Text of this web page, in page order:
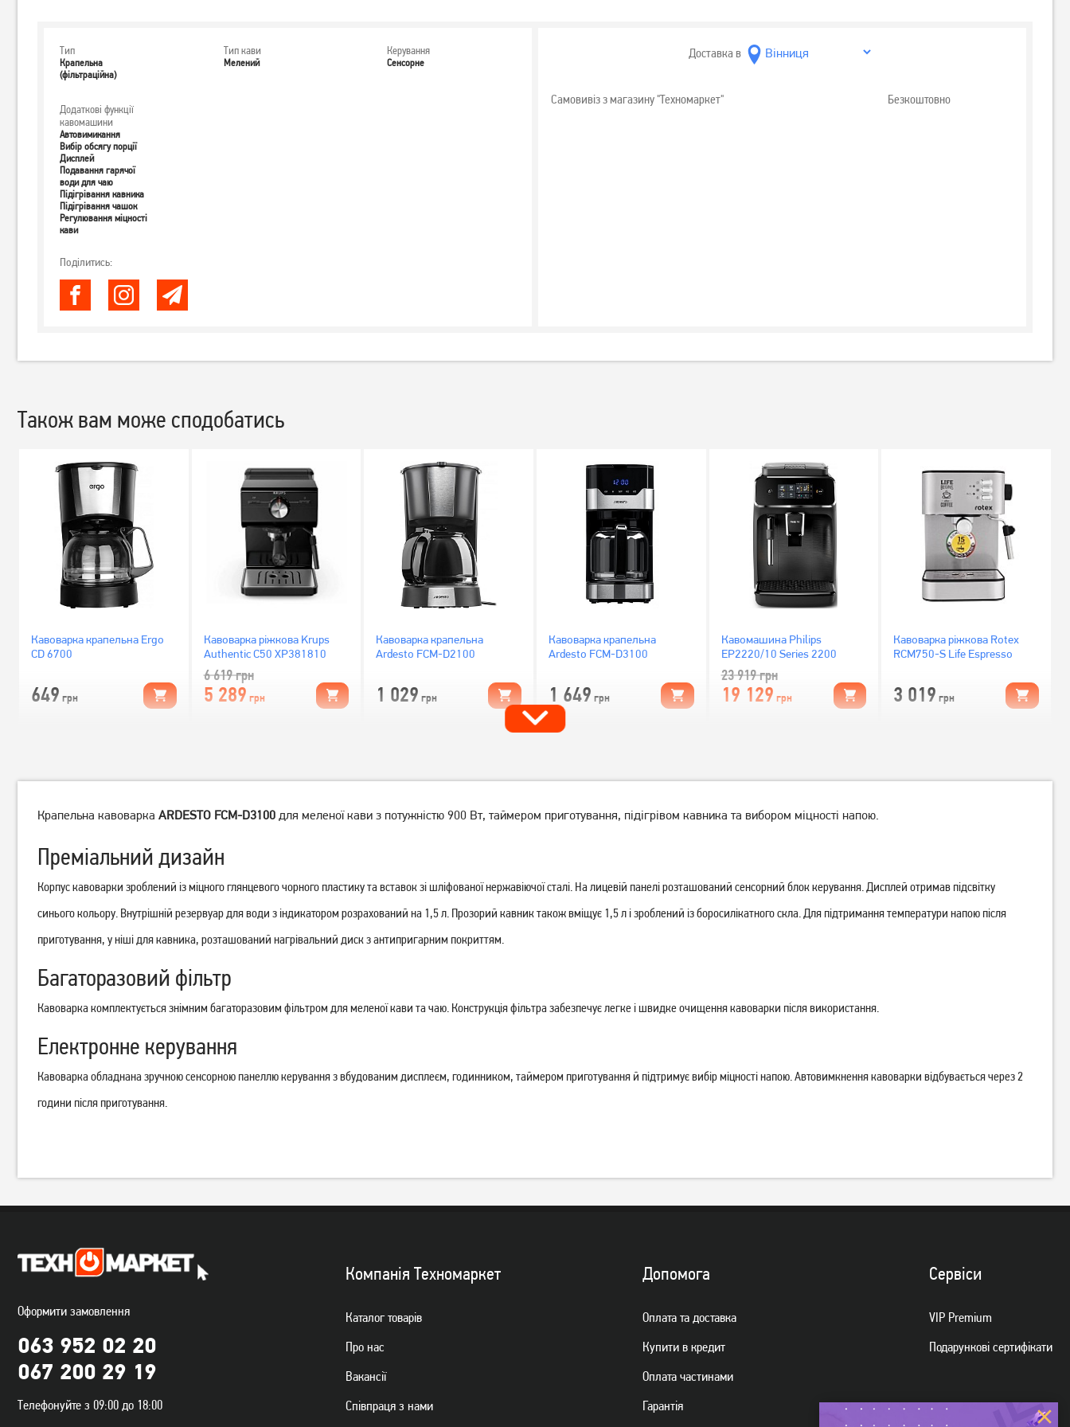
Тип
Крапельна
(фільтраційна)
Тип кави
Мелений
Керування
Сенсорне
Додаткові функції
кавомашини
Автовимикання
Вибір обсягу порції
Дисплей
Подавання гарячої
води для чаю
Підігрівання кавника
Підігрівання чашок
Регулювання міцності
кави
Поділитись:
Доставка в
Самовивіз з магазину "Техномаркет" Безкоштовно
Також вам може сподобатись
Кавоварка крапельна Ergo
СD 6700
649 грн
Кавоварка ріжкова Krups
Authentic C50 XP381810
6 619грн
5 289 грн
Кавоварка крапельна
Ardesto FCM-D2100
1 029 грн
Кавоварка крапельна
Ardesto FCM-D3100
1 649 грн
Кавомашина Philips
EP2220/10 Series 2200
23 919грн
19 129 грн
Кавоварка ріжкова Rotex
RCM750-S Life Espresso
3 019 грн
Кавоварка ріжкова Rotex
Немає в наявності
Кавоварка крапельна Zelmer
Немає в наявності
Кавоварка крапельна Philips
2 519 грн
Кавоварка Tefal CM290838 Кавоварка Tefal CM693110
Кавоварка крапельна Philips
GranAroma Deluxe
36 349грн
GranAroma Deluxe
RCM650-S Good Espresso
EP0820/00
Ardesto FCM-D17WG
Ardesto FCM-D2100 Black
Крапельна кавоварка ARDESTO FCM-D3100 для меленої кави з потужністю 900 Вт, таймером приготування, підігрівом кавника та вибором міцності напою.
Преміальний дизайн
Корпус кавоварки зроблений із міцного глянцевого чорного пластику та вставок зі шліфованої нержавіючої сталі. На лицевій панелі розташований сенсорний блок керування. Дисплей отримав підсвітку
синього кольору. Внутрішній резервуар для води з індикатором розрахований на 1,5 л. Прозорий кавник також вміщує 1,5 л і зроблений із боросилікатного скла. Для підтримання температури напою після
приготування, у ніші для кавника, розташований нагрівальний диск з антипригарним покриттям.
Багаторазовий фільтр
Кавоварка комплектується знімним багаторазовим фільтром для меленої кави та чаю. Конструкція фільтра забезпечує легке і швидке очищення кавоварки після використання.
Електронне керування
Кавоварка обладнана зручною сенсорною панеллю керування з вбудованим дисплеєм, годинником, таймером приготування й підтримує вибір міцності напою. Автовимкнення кавоварки відбувається через 2
години після приготування.
Оформити замовлення
063 952 02 20
067 200 29 19
Телефонуйте з 09:00 до 18:00
Компанiя Техномаркет
Каталог товарiв
Про нас
Вакансії
Спiвпраця з нами
Допомога
Оплата та доставка
Купити в кредит
Оплата частинами
Гарантiя
Сервiси
VIP Premium
Подарункові сертифікати